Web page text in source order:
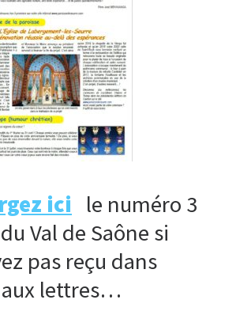
ici
le numéro 3
Val de Saône si
pas reçu dans
lettres…